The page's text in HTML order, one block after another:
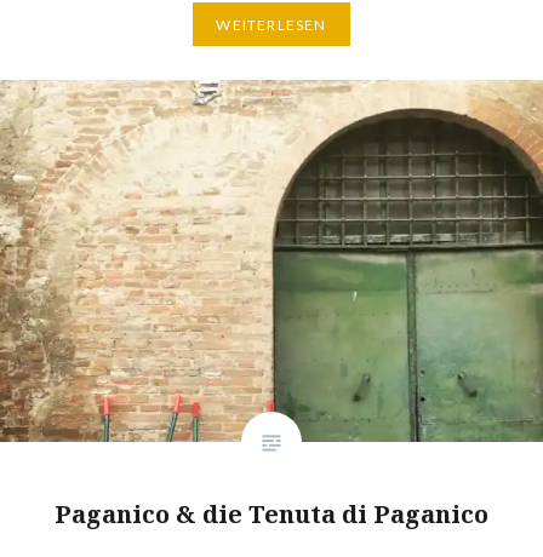
WEITERLESEN
Paganico & die Tenuta di Paganico